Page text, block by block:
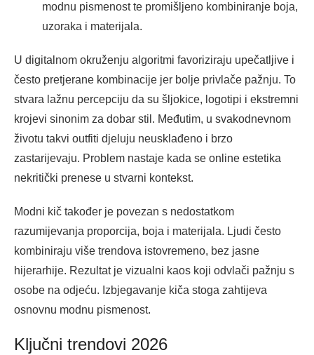
modnu pismenost te promišljeno kombiniranje boja,
uzoraka i materijala.
U digitalnom okruženju algoritmi favoriziraju upečatljive i
često pretjerane kombinacije jer bolje privlače pažnju. To
stvara lažnu percepciju da su šljokice, logotipi i ekstremni
krojevi sinonim za dobar stil. Međutim, u svakodnevnom
životu takvi outfiti djeluju neusklađeno i brzo
zastarijevaju. Problem nastaje kada se online estetika
nekritički prenese u stvarni kontekst.
Modni kič također je povezan s nedostatkom
razumijevanja proporcija, boja i materijala. Ljudi često
kombiniraju više trendova istovremeno, bez jasne
hijerarhije. Rezultat je vizualni kaos koji odvlači pažnju s
osobe na odjeću. Izbjegavanje kiča stoga zahtijeva
osnovnu modnu pismenost.
Ključni trendovi 2026